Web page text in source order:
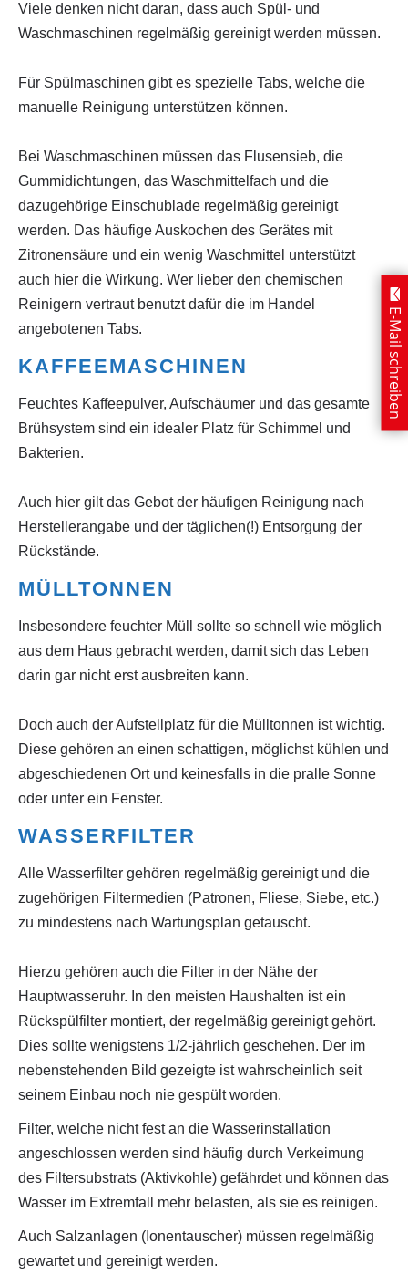
Viele denken nicht daran, dass auch Spül- und
Waschmaschinen regelmäßig gereinigt werden müssen.
Für Spülmaschinen gibt es spezielle Tabs, welche die
manuelle Reinigung unterstützen können.
Bei Waschmaschinen müssen das Flusensieb, die
Gummidichtungen, das Waschmittelfach und die
dazugehörige Einschublade regelmäßig gereinigt
werden. Das häufige Auskochen des Gerätes mit
Zitronensäure und ein wenig Waschmittel unterstützt
auch hier die Wirkung. Wer lieber den chemischen
Reinigern vertraut benutzt dafür die im Handel
angebotenen Tabs.
KAFFEEMASCHINEN
Feuchtes Kaffeepulver, Aufschäumer und das gesamte
Brühsystem sind ein idealer Platz für Schimmel und
Bakterien.
Auch hier gilt das Gebot der häufigen Reinigung nach
Herstellerangabe und der täglichen(!) Entsorgung der
Rückstände.
MÜLLTONNEN
Insbesondere feuchter Müll sollte so schnell wie möglich
aus dem Haus gebracht werden, damit sich das Leben
darin gar nicht erst ausbreiten kann.
Doch auch der Aufstellplatz für die Mülltonnen ist wichtig.
Diese gehören an einen schattigen, möglichst kühlen und
abgeschiedenen Ort und keinesfalls in die pralle Sonne
oder unter ein Fenster.
WASSERFILTER
Alle Wasserfilter gehören regelmäßig gereinigt und die
zugehörigen Filtermedien (Patronen, Fliese, Siebe, etc.)
zu mindestens nach Wartungsplan getauscht.
Hierzu gehören auch die Filter in der Nähe der
Hauptwasseruhr. In den meisten Haushalten ist ein
Rückspülfilter montiert, der regelmäßig gereinigt gehört.
Dies sollte wenigstens 1/2-jährlich geschehen. Der im
nebenstehenden Bild gezeigte ist wahrscheinlich seit
seinem Einbau noch nie gespült worden.
Filter, welche nicht fest an die Wasserinstallation
angeschlossen werden sind häufig durch Verkeimung
des Filtersubstrats (Aktivkohle) gefährdet und können das
Wasser im Extremfall mehr belasten, als sie es reinigen.
Auch Salzanlagen (Ionentauscher) müssen regelmäßig
gewartet und gereinigt werden.
E-Mail schreiben